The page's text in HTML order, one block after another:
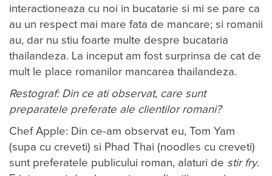
interactioneaza cu noi in bucatarie si mi se pare ca
au un respect mai mare fata de mancare; si romanii
au, dar nu stiu foarte multe despre bucataria
thailandeza. La inceput am fost surprinsa de cat de
mult le place romanilor mancarea thailandeza.
Restograf: Din ce ati observat, care sunt
preparatele preferate ale clientilor romani?
Chef Apple: Din ce-am observat eu, Tom Yam
(supa cu creveti) si Phad Thai (noodles cu creveti)
sunt preferatele publicului roman, alaturi de stir fry.